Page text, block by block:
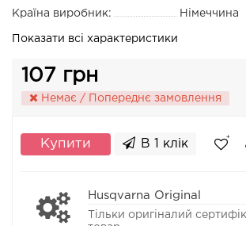
Країна виробник:
Німеччина
Показати всі характеристики
107 грн
Немає / Попереднє замовлення
Купити В 1 клік
Husqvarna Original
Тільки оригіналий